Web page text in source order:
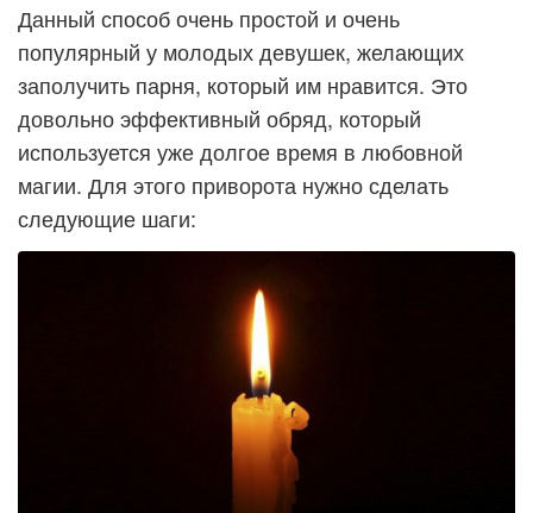
Данный способ очень простой и очень
популярный у молодых девушек, желающих
заполучить парня, который им нравится. Это
довольно эффективный обряд, который
используется уже долгое время в любовной
магии. Для этого приворота нужно сделать
следующие шаги: